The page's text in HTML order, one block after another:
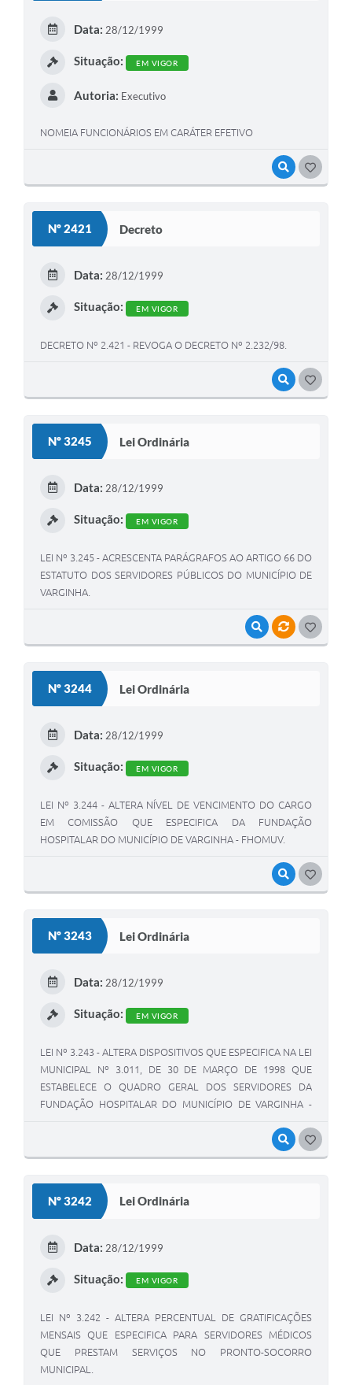
VISUALIZAR
Data: 28/12/1999
Situação: EM VIGOR
Autoria: Executivo
NOMEIA FUNCIONÁRIOS EM CARÁTER EFETIVO
Nº 2421 Decreto
VISUALIZAR
Data: 28/12/1999
Situação: EM VIGOR
DECRETO Nº 2.421 - REVOGA O DECRETO Nº 2.232/98.
Nº 3245 Lei Ordinária
VISUALIZARVÍNCULOS
Data: 28/12/1999
Situação: EM VIGOR
LEI Nº 3.245 - ACRESCENTA PARÁGRAFOS AO ARTIGO 66 DO
ESTATUTO DOS SERVIDORES PÚBLICOS DO MUNICÍPIO DE
VARGINHA.
Nº 3244 Lei Ordinária
VISUALIZAR
Data: 28/12/1999
Situação: EM VIGOR
LEI Nº 3.244 - ALTERA NÍVEL DE VENCIMENTO DO CARGO
EM COMISSÃO QUE ESPECIFICA DA FUNDAÇÃO
HOSPITALAR DO MUNICÍPIO DE VARGINHA - FHOMUV.
Nº 3243 Lei Ordinária
VISUALIZAR
Data: 28/12/1999
Situação: EM VIGOR
LEI Nº 3.243 - ALTERA DISPOSITIVOS QUE ESPECIFICA NA LEI
MUNICIPAL Nº 3.011, DE 30 DE MARÇO DE 1998 QUE
ESTABELECE O QUADRO GERAL DOS SERVIDORES DA
FUNDAÇÃO HOSPITALAR DO MUNICÍPIO DE VARGINHA -
Nº 3242 Lei Ordinária
Data: 28/12/1999
Situação: EM VIGOR
LEI Nº 3.242 - ALTERA PERCENTUAL DE GRATIFICAÇÕES
MENSAIS QUE ESPECIFICA PARA SERVIDORES MÉDICOS
QUE PRESTAM SERVIÇOS NO PRONTO-SOCORRO
MUNICIPAL.